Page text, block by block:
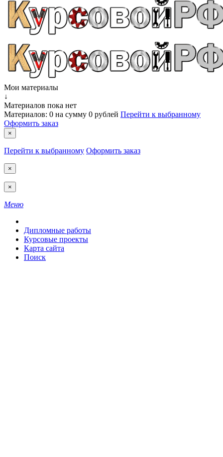
Мои материалы
↓
Материалов пока нет
Материалов: 0 на сумму 0 рублей Перейти к выбранному
Оформить заказ
×
Перейти к выбранному Оформить заказ
×
×
Меню
Дипломные работы
Курсовые проекты
Карта сайта
Поиск